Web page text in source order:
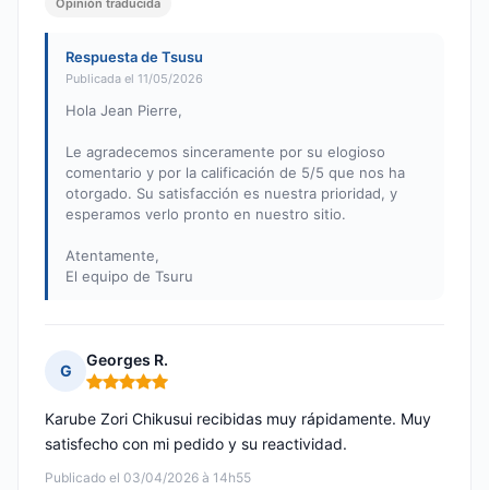
Opinión traducida
Respuesta de Tsusu
Publicada el 11/05/2026
Hola Jean Pierre,
Le agradecemos sinceramente por su elogioso
comentario y por la calificación de 5/5 que nos ha
otorgado. Su satisfacción es nuestra prioridad, y
esperamos verlo pronto en nuestro sitio.
Atentamente,
El equipo de Tsuru
G
Georges R.
Nota: 5 de 5
Publicado el 03/04/2026 à 14h55
Karube Zori Chikusui recibidas muy rápidamente. Muy
satisfecho con mi pedido y su reactividad.